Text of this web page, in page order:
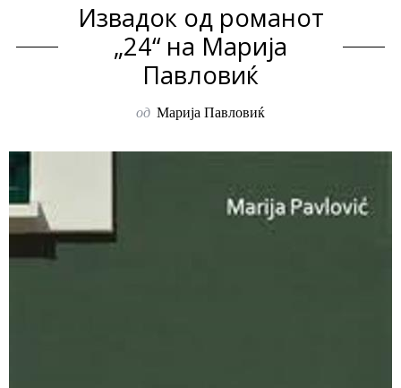
Извадок од романот
„24“ на Марија
Павловиќ
од Марија Павловиќ